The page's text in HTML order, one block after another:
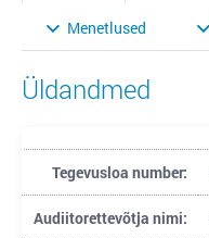
Menetlused
Üldandmed
Tegevusloa number:
Audiitorettevõtja nimi: